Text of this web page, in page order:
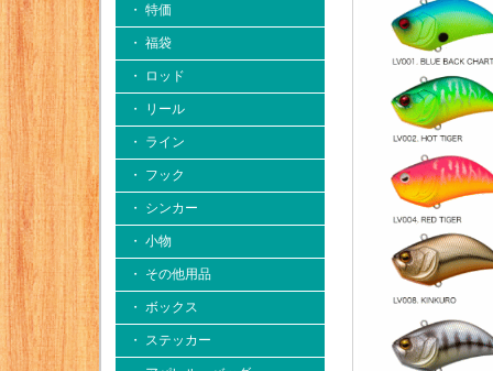
・ 特価
・ 福袋
・ ロッド
・ リール
・ ライン
・ フック
・ シンカー
・ 小物
・ その他用品
・ ボックス
・ ステッカー